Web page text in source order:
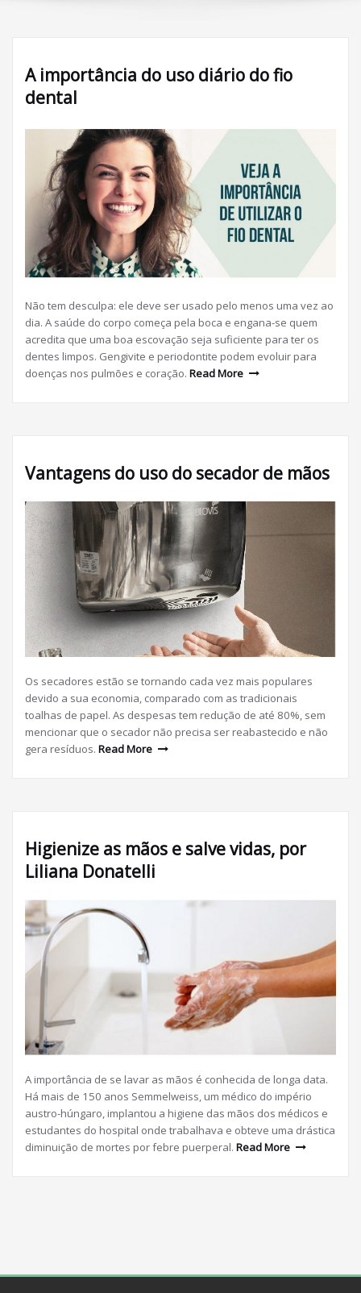
A importância do uso diário do fio
dental
Não tem desculpa: ele deve ser usado pelo menos uma vez ao
dia. A saúde do corpo começa pela boca e engana-se quem
acredita que uma boa escovação seja suficiente para ter os
dentes limpos. Gengivite e periodontite podem evoluir para
doenças nos pulmões e coração. Read More
Vantagens do uso do secador de mãos
Os secadores estão se tornando cada vez mais populares
devido a sua economia, comparado com as tradicionais
toalhas de papel. As despesas tem redução de até 80%, sem
mencionar que o secador não precisa ser reabastecido e não
gera resíduos. Read More
Higienize as mãos e salve vidas, por
Liliana Donatelli
A importância de se lavar as mãos é conhecida de longa data.
Há mais de 150 anos Semmelweiss, um médico do império
austro-húngaro, implantou a higiene das mãos dos médicos e
estudantes do hospital onde trabalhava e obteve uma drástica
diminuição de mortes por febre puerperal. Read More